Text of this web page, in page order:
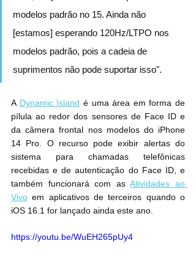
modelos padrão no 15. Ainda não
[estamos] esperando 120Hz/LTPO nos
modelos padrão, pois a cadeia de
suprimentos não pode suportar isso".
A Dynamic Island é uma área em forma de
pílula ao redor dos sensores de Face ID e
da câmera frontal nos modelos do iPhone
14 Pro. O recurso pode exibir alertas do
sistema para chamadas telefônicas
recebidas e de autenticação do Face ID, e
também funcionará com as Atividades ao
Vivo em aplicativos de terceiros quando o
iOS 16.1 for lançado ainda este ano.
https://youtu.be/WuEH265pUy4